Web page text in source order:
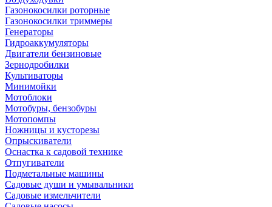
Газонокосилки роторные
Газонокосилки триммеры
Генераторы
Гидроаккумуляторы
Двигатели бензиновые
Зернодробилки
Культиваторы
Минимойки
Мотоблоки
Мотобуры, бензобуры
Мотопомпы
Ножницы и кусторезы
Опрыскиватели
Оснастка к садовой технике
Отпугиватели
Подметальные машины
Садовые души и умывальники
Садовые измельчители